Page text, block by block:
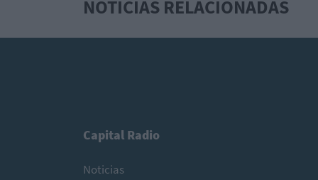
NOTICIAS RELACIONADAS
Capital Radio
Noticias